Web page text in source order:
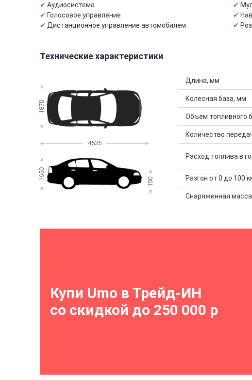
Аудиосистема
Голосовое управление
Дистанционное управление автомобилем
Технические характеристики
1870
4535
1650
150
Длина, мм
Колесная база, мм
Объем топливного
Количество
Расход топлива в
Разгон от 0 до 100
Снаряженная
Купи Umo в Трейд-ИН
со скидкой до 250 000 р